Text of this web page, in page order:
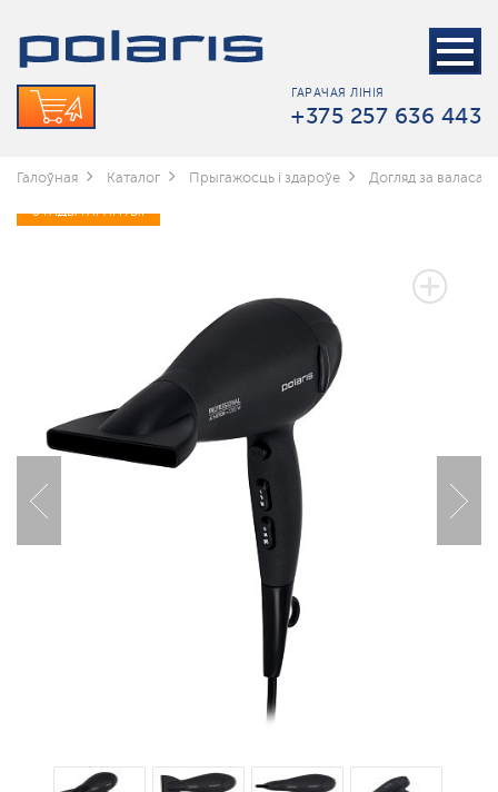
ГАРАЧАЯ ЛІНІЯ
+375 257 636 443
Галоўная Каталог Прыгажосць і здароўе Догляд за валасамі
3 ГАДЫ ГАРАНТЫІ